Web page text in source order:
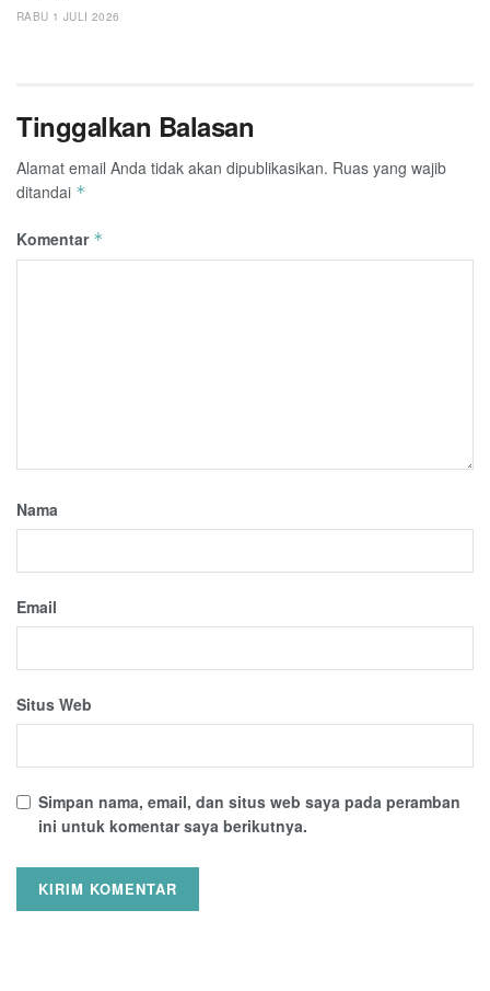
RABU 1 JULI 2026
Tinggalkan Balasan
Alamat email Anda tidak akan dipublikasikan. Ruas yang wajib
ditandai *
Komentar *
Nama
Email
Situs Web
Simpan nama, email, dan situs web saya pada peramban
ini untuk komentar saya berikutnya.